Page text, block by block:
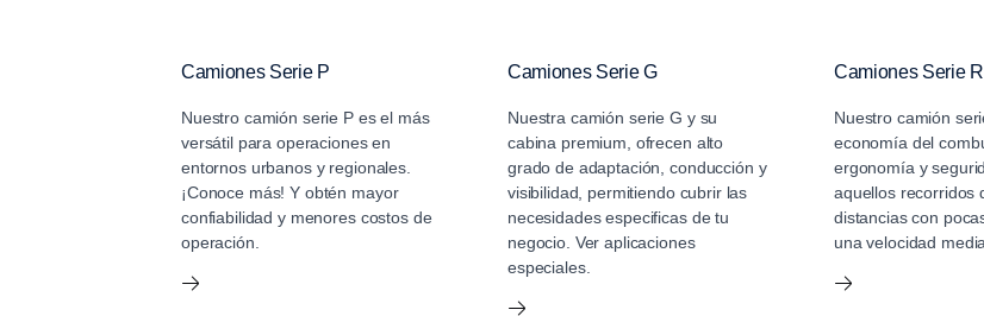
Camiones Serie P
Nuestro camión serie P es el más
versátil para operaciones en
entornos urbanos y regionales.
¡Conoce más! Y obtén mayor
confiabilidad y menores costos de
operación.
Camiones Serie G
Nuestra camión serie G y su
cabina premium, ofrecen alto
grado de adaptación, conducción y
visibilidad, permitiendo cubrir las
necesidades especificas de tu
negocio. Ver aplicaciones
especiales.
Camiones Serie R
Nuestro camión
economía del
ergonomía y
aquellos recorridos
distancias con
una velocidad